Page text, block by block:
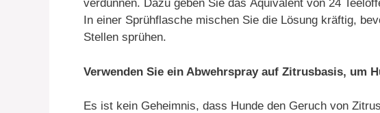
verdünnen. Dazu geben Sie das Äquivalent von 24
In einer Sprühflasche mischen Sie die Lösung kräftig,
Stellen sprühen.
Verwenden Sie ein Abwehrspray auf Zitrusbasis, um
Es ist kein Geheimnis, dass Hunde den Geruch von